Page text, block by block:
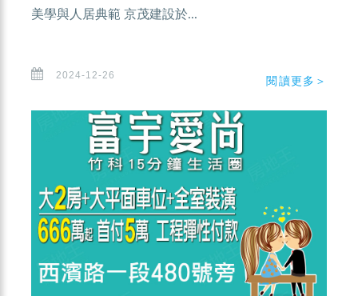
美學與人居典範 京茂建設於...
2024-12-26 閱讀更多＞